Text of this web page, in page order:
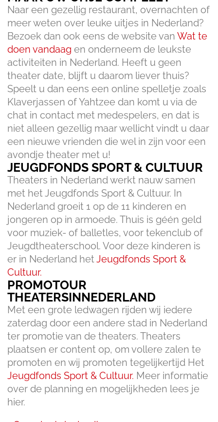
Naar een gezellig restaurant, overnachten of
meer weten over leuke uitjes in Nederland?
Bezoek dan ook eens de website van Wat te
doen vandaag en onderneem de leukste
activiteiten in Nederland. Heeft u geen
theater date, blijft u daarom liever thuis?
Speelt u dan eens een online spelletje zoals
Klaverjassen of Yahtzee dan komt u via de
chat in contact met medespelers, en dat is
niet alleen gezellig maar wellicht vindt u daar
een nieuwe vrienden die wel in zijn voor een
avondje theater met u!
JEUGDFONDS SPORT & CULTUUR
Theaters in Nederland werkt nauw samen
met het Jeugdfonds Sport & Cultuur. In
Nederland groeit 1 op de 11 kinderen en
jongeren op in armoede. Thuis is géén geld
voor muziek- of balletles, voor tekenclub of
Jeugdtheaterschool. Voor deze kinderen is
er in Nederland hetJeugdfonds Sport &
Cultuur.
PROMOTOUR
THEATERSINNEDERLAND
Met een grote ledwagen rijden wij iedere
zaterdag door een andere stad in Nederland
ter promotie van de theaters. Theaters
plaatsen er content op, om vollere zalen te
promoten en wij promoten tegelijkertijd Het
Jeugdfonds Sport & Cultuur. Meer informatie
over de planning en mogelijkheden lees je
hier.